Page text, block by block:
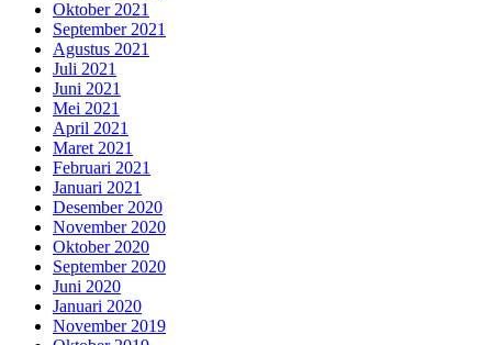
Oktober 2021
September 2021
Agustus 2021
Juli 2021
Juni 2021
Mei 2021
April 2021
Maret 2021
Februari 2021
Januari 2021
Desember 2020
November 2020
Oktober 2020
September 2020
Juni 2020
Januari 2020
November 2019